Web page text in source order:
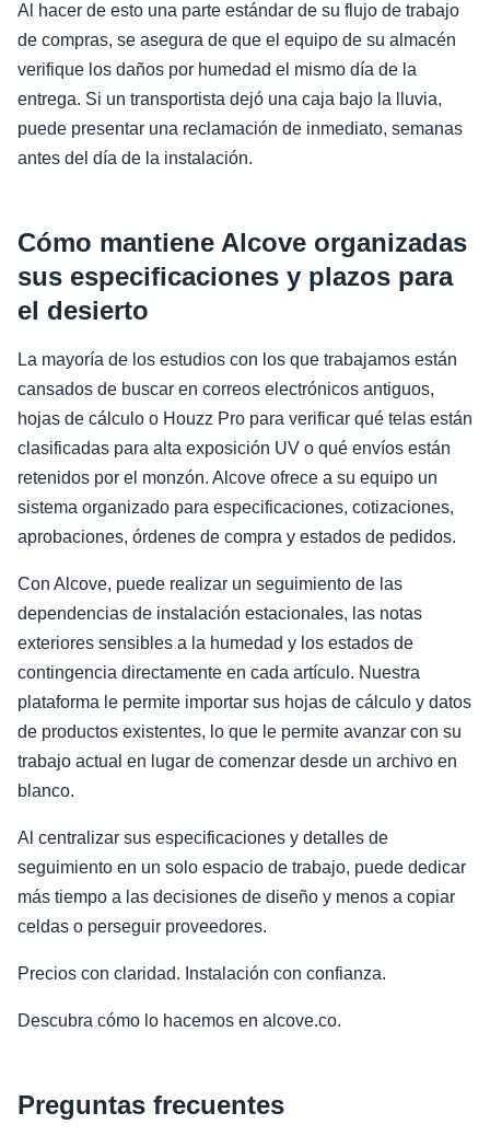
Al hacer de esto una parte estándar de su flujo de trabajo
de compras, se asegura de que el equipo de su almacén
verifique los daños por humedad el mismo día de la
entrega. Si un transportista dejó una caja bajo la lluvia,
puede presentar una reclamación de inmediato, semanas
antes del día de la instalación.
Cómo mantiene Alcove organizadas
sus especificaciones y plazos para
el desierto
La mayoría de los estudios con los que trabajamos están
cansados de buscar en correos electrónicos antiguos,
hojas de cálculo o Houzz Pro para verificar qué telas están
clasificadas para alta exposición UV o qué envíos están
retenidos por el monzón. Alcove ofrece a su equipo un
sistema organizado para especificaciones, cotizaciones,
aprobaciones, órdenes de compra y estados de pedidos.
Con Alcove, puede realizar un seguimiento de las
dependencias de instalación estacionales, las notas
exteriores sensibles a la humedad y los estados de
contingencia directamente en cada artículo. Nuestra
plataforma le permite importar sus hojas de cálculo y datos
de productos existentes, lo que le permite avanzar con su
trabajo actual en lugar de comenzar desde un archivo en
blanco.
Al centralizar sus especificaciones y detalles de
seguimiento en un solo espacio de trabajo, puede dedicar
más tiempo a las decisiones de diseño y menos a copiar
celdas o perseguir proveedores.
Precios con claridad. Instalación con confianza.
Descubra cómo lo hacemos en alcove.co.
Preguntas frecuentes